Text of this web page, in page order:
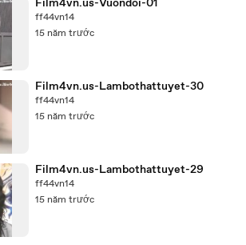
Film4vn.us-Vuondoi-01
ff44vn14
15 năm trước
Film4vn.us-Lambothattuyet-30
ff44vn14
15 năm trước
Film4vn.us-Lambothattuyet-29
ff44vn14
15 năm trước